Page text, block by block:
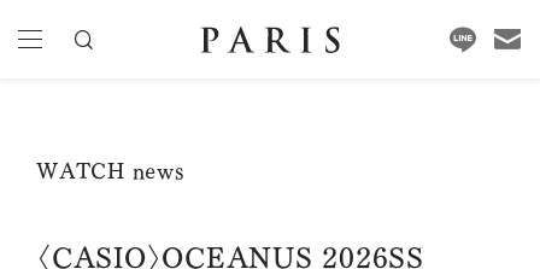
WATCH news
〈CASIO〉OCEANUS 2026SS